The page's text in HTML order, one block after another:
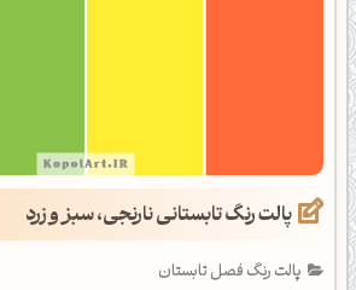
پالت رنگ تابستانی نارنجی، سبز و زرد
پالت رنگ فصل تابستان